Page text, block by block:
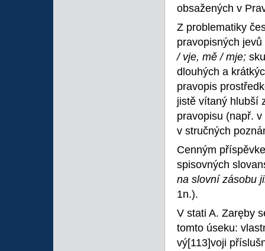
obsažených v
Z problematiky
pravopisných
/ vje, mě / mje;
dlouhých a
pravopis
jistě vítaný hlubší
pravopisu (např.
v stručných
Cenným
spisovných
na slovní zásobu
1n.).
V stati A. Zaręby
tomto úseku:
vý[113]voji